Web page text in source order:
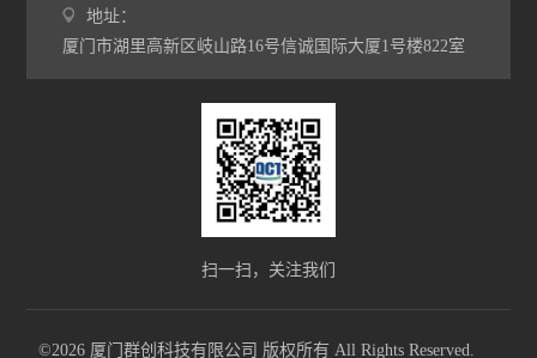
地址：
厦门市湖里高新区岐山路16号信诚国际大厦1号楼822室
扫一扫，关注我们
©2026 厦门群创科技有限公司 版权所有 All Rights Reserved.